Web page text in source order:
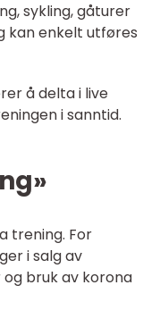
sykling, gåturer
kan enkelt utføres
å delta i live
i sanntid.
trening. For
i salg av
bruk av korona